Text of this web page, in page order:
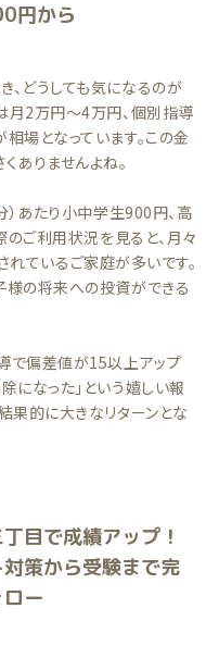
円から
どうしても気になるのが
月2万円〜4万円、個別指導
場となっています。この金
ありませんよね。
）あたり小中学生900円、高
ご利用状況を見ると、月々
ているご家庭が多いです。
様の将来への投資ができる
で偏差値が15以上アップ
になった」という嬉しい報
果的に大きなリターンとな
目で成績アップ！
策から受験まで完
ー